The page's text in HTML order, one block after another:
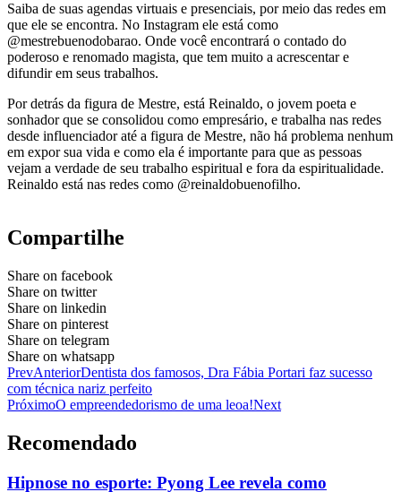
Saiba de suas agendas virtuais e presenciais, por meio das redes em
que ele se encontra. No Instagram ele está como
@mestrebuenodobarao. Onde você encontrará o contado do
poderoso e renomado magista, que tem muito a acrescentar e
difundir em seus trabalhos.
Por detrás da figura de Mestre, está Reinaldo, o jovem poeta e
sonhador que se consolidou como empresário, e trabalha nas redes
desde influenciador até a figura de Mestre, não há problema nenhum
em expor sua vida e como ela é importante para que as pessoas
vejam a verdade de seu trabalho espiritual e fora da espiritualidade.
Reinaldo está nas redes como @reinaldobuenofilho.
Compartilhe
Share on facebook
Share on twitter
Share on linkedin
Share on pinterest
Share on telegram
Share on whatsapp
PrevAnteriorDentista dos famosos, Dra Fábia Portari faz sucesso
com técnica nariz perfeito
PróximoO empreendedorismo de uma leoa!Next
Recomendado
Hipnose no esporte: Pyong Lee revela como